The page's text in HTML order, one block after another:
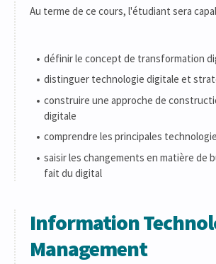
Au terme de ce cours, l'étudiant sera
définir le concept de transformation
distinguer technologie digitale et
construire une approche de
digitale
comprendre les principales
saisir les changements en matière de
fait du digital
Information
Management